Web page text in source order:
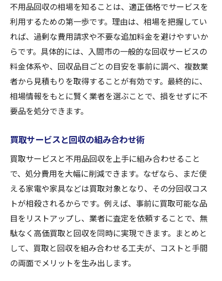
不用品回収の相場を知ることは、適正価格でサービスを
利用するための第一歩です。理由は、相場を把握してい
れば、過剰な費用請求や不要な追加料金を避けやすいか
らです。具体的には、入間市の一般的な回収サービスの
料金体系や、回収品目ごとの目安を事前に調べ、複数業
者から見積もりを取得することが有効です。最終的に、
相場情報をもとに賢く業者を選ぶことで、損をせずに不
要品を処分できます。
買取サービスと回収の組み合わせ術
買取サービスと不用品回収を上手に組み合わせること
で、処分費用を大幅に削減できます。なぜなら、まだ使
える家電や家具などは買取対象となり、その分回収コス
トが相殺されるからです。例えば、事前に買取可能な品
目をリストアップし、業者に査定を依頼することで、無
駄なく高価買取と回収を同時に実現できます。まとめと
して、買取と回収を組み合わせる工夫が、コストと手間
の両面でメリットを生み出します。